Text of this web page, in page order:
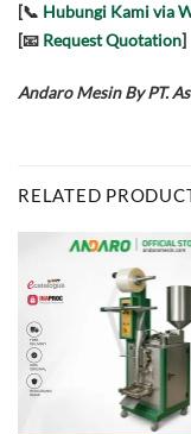
[📞 Hubungi Kami via
[📧 Request Quotation]
Andaro Mesin By PT.
RELATED